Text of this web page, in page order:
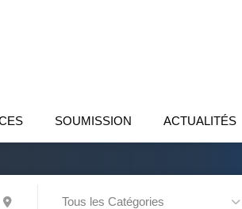
SOUMISSION ACTUALITÉS
Tous les Catégories